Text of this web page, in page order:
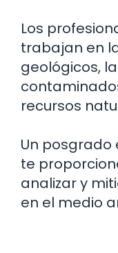
Los
trabajan en
geológicos,
recursos
Un
te
analizar y
en el medio